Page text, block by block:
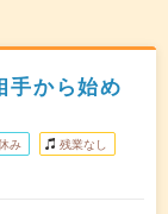
から始め
み 残業なし